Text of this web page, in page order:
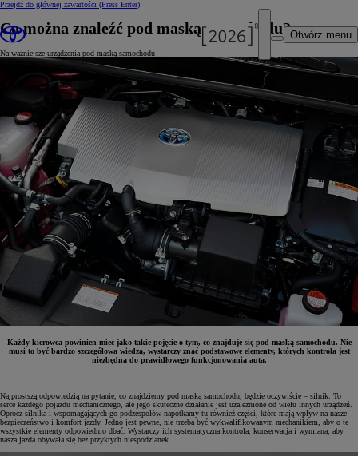
Przejdź do głównej zawartości (Press Enter)
Otwórz menu
Co można znaleźć pod maską samochodu?
Najważniejsze urządzenia pod maską samochodu
Każdy kierowca powinien mieć jako takie pojęcie o tym, co znajduje się pod maską samochodu. Nie
musi to być bardzo szczegółowa wiedza, wystarczy znać podstawowe elementy, których kontrola jest
niezbędna do prawidłowego funkcjonowania auta.
Najprostszą odpowiedzią na pytanie, co znajdziemy pod maską samochodu, będzie oczywiście – silnik. To
serce każdego pojazdu mechanicznego, ale jego skuteczne działanie jest uzależnione od wielu innych urządzeń.
Oprócz silnika i wspomagających go podzespołów napotkamy tu również części, które mają wpływ na nasze
bezpieczeństwo i komfort jazdy. Jedno jest pewne, nie trzeba być wykwalifikowanym mechanikiem, aby o te
wszystkie elementy odpowiednio dbać. Wystarczy ich systematyczna kontrola, konserwacja i wymiana, aby
nasza jazda obywała się bez przykrych niespodzianek.